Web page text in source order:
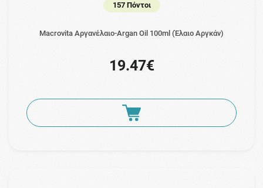
157 Πόντοι
Macrovita Αργανέλαιο-Argan Oil 100ml (Έλαιο Αργκάν)
19.47€